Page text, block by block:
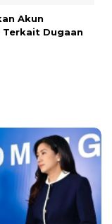
Akun
Dugaan